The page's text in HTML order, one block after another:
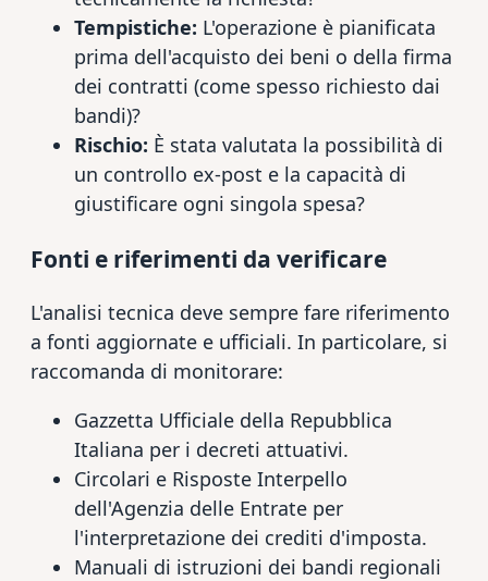
Tempistiche: L'operazione è pianificata
prima dell'acquisto dei beni o della firma
dei contratti (come spesso richiesto dai
bandi)?
Rischio: È stata valutata la possibilità di
un controllo ex-post e la capacità di
giustificare ogni singola spesa?
Fonti e riferimenti da verificare
L'analisi tecnica deve sempre fare riferimento
a fonti aggiornate e ufficiali. In particolare, si
raccomanda di monitorare:
Gazzetta Ufficiale della Repubblica
Italiana per i decreti attuativi.
Circolari e Risposte Interpello
dell'Agenzia delle Entrate per
l'interpretazione dei crediti d'imposta.
Manuali di istruzioni dei bandi regionali